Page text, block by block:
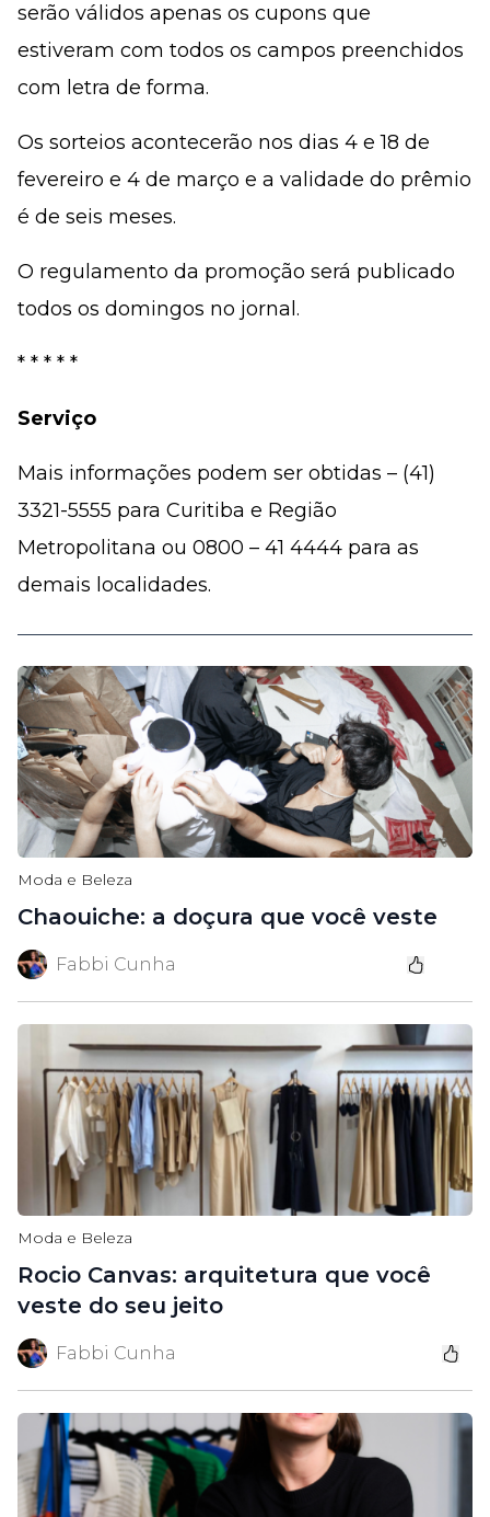
serão válidos apenas os cupons que
estiveram com todos os campos preenchidos
com letra de forma.
Os sorteios acontecerão nos dias 4 e 18 de
fevereiro e 4 de março e a validade do prêmio
é de seis meses.
O regulamento da promoção será publicado
todos os domingos no jornal.
* * * * *
Serviço
Mais informações podem ser obtidas – (41)
3321-5555 para Curitiba e Região
Metropolitana ou 0800 – 41 4444 para as
demais localidades.
Moda e Beleza
Chaouiche: a doçura que você veste
Fabbi Cunha
Moda e Beleza
Rocio Canvas: arquitetura que você
veste do seu jeito
Fabbi Cunha